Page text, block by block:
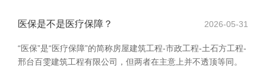
医保是不是医疗保障？ 2026-05-31
“医保”是“医疗保障”的简称房屋建筑工程-市政工程-土石方工程-
邢台百雯建筑工程有限公司，但两者在主意上并不透顶等同。